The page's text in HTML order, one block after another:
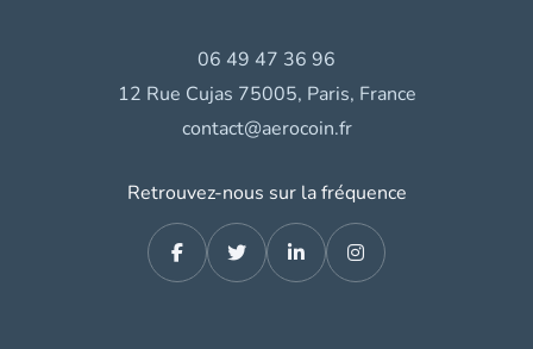
06 49 47 36 96
12 Rue Cujas 75005, Paris, France
contact@aerocoin.fr
Retrouvez-nous sur la fréquence